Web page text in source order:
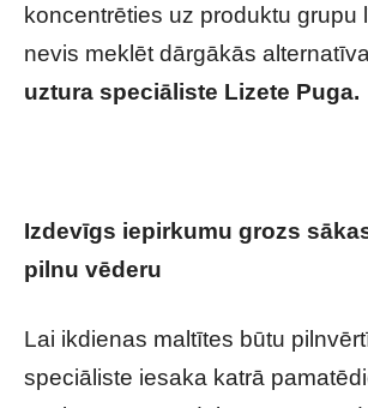
koncentrēties uz produktu grupu
nevis meklēt dārgākās
uztura speciāliste Lizete Puga.
Izdevīgs iepirkumu grozs
pilnu vēderu
Lai ikdienas maltītes būtu
speciāliste iesaka katrā